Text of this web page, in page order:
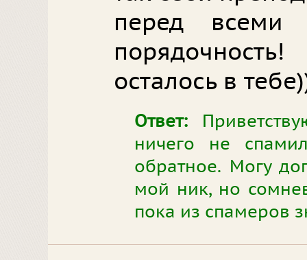
перед всеми
осталось в
Ответ:
ничего не
обратное. Могу
мой ник, но
пока из спамеров